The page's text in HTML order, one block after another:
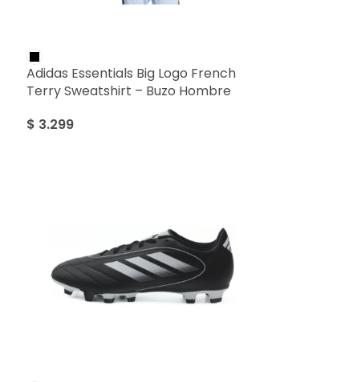
Adidas Essentials Big Logo French
Terry Sweatshirt – Buzo Hombre
$ 3.299